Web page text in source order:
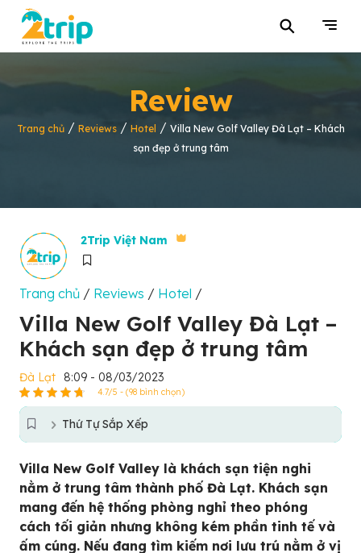
⚲
Review
Trang chủ/ Reviews/ Hotel / Villa New Golf Valley Đà Lạt – Khách
sạn đẹp ở trung tâm
2Trip Việt Nam
Trang chủ / Reviews / Hotel /
Villa New Golf Valley Đà Lạt –
Khách sạn đẹp ở trung tâm
Đà Lạt 8:09 - 08/03/2023
4.7/5 - (98 bình chọn)
Thứ Tự Sắp Xếp
Villa New Golf Valley là khách sạn tiện nghi
nằm ở trung tâm thành phố Đà Lạt. Khách sạn
mang đến hệ thống phòng nghỉ theo phóng
cách tối giản nhưng không kém phần tinh tế và
ấm cúng. Nếu đang tìm kiếm nơi lưu trú nằm ở vị